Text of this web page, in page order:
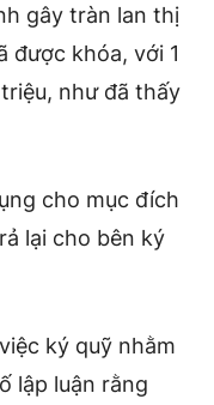
gây tràn lan thị
được khóa, với 1
như đã thấy
cho mục đích
lại cho bên ký
ký quỹ nhằm
lập luận rằng